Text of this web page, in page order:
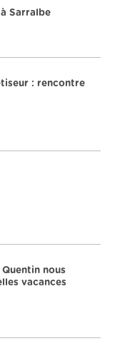
Sarralbe
: rencontre
nous
vacances